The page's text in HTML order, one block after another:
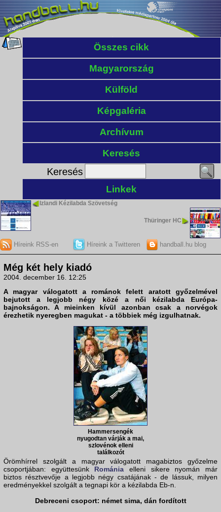
Összes cikk
Magyarország
Külföld
Képgaléria
Archívum
Keresés
Keresés
Linkek
Izlandi Kézilabda Szövetség
Thüringer HC
Híreink RSS-en Híreink a Twitteren handball.hu blog
Még két hely kiadó
2004. december 16. 12:25
A magyar válogatott a románok felett aratott győzelmével
bejutott a legjobb négy közé a női kézilabda Európa-
bajnokságon. A mieinken kívül azonban csak a norvégok
érezhetik nyeregben magukat - a többiek még izgulhatnak.
Hammersengék
nyugodtan várják a mai,
szlovénok elleni
találkozót
Örömhírrel szolgált a magyar válogatott magabiztos győzelme
csoportjában: együttesünk Románia elleni sikere nyomán már
biztos résztvevője a legjobb négy csatájának - de lássuk, milyen
eredményekkel szolgált a tegnapi kör a kézilabda Eb-n.
Debreceni csoport: német sima, dán fordított